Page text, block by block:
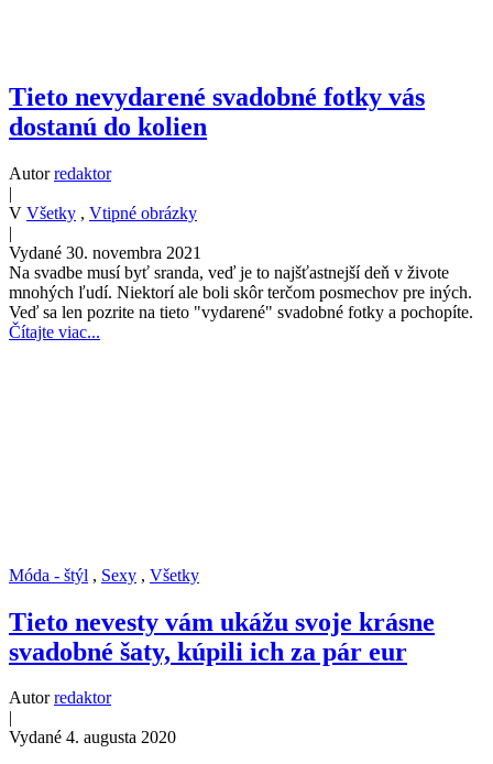
Tieto nevydarené svadobné fotky vás
dostanú do kolien
Autorredaktor
|
V Všetky , Vtipné obrázky
|
Vydané 30. novembra 2021
Na svadbe musí byť sranda, veď je to najšťastnejší deň v živote
mnohých ľudí. Niektorí ale boli skôr terčom posmechov pre iných.
Veď sa len pozrite na tieto "vydarené" svadobné fotky a pochopíte.
Čítajte viac...
Móda - štýl , Sexy , Všetky
Tieto nevesty vám ukážu svoje krásne
svadobné šaty, kúpili ich za pár eur
Autorredaktor
|
Vydané 4. augusta 2020